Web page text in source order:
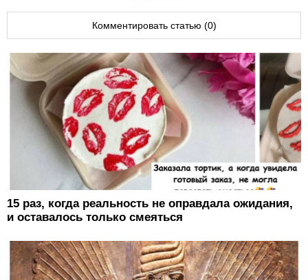
Комментировать статью (0)
15 раз, когда реальность не оправдала ожидания,
и оставалось только смеяться